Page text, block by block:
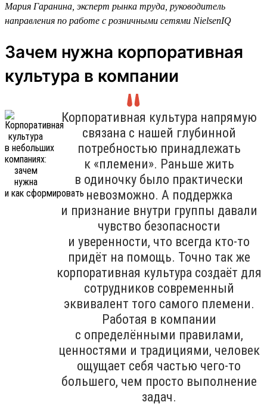
Мария Гаранина, эксперт рынка труда, руководитель
направления по работе с розничными сетями NielsenIQ
Зачем нужна корпоративная
культура в компании
Корпоративная культура напрямую
связана с нашей глубинной
потребностью принадлежать
к «племени». Раньше жить
в одиночку было практически
невозможно. А поддержка
и признание внутри группы давали
чувство безопасности
и уверенности, что всегда кто-то
придёт на помощь. Точно так же
корпоративная культура создаёт для
сотрудников современный
эквивалент того самого племени.
Работая в компании
с определёнными правилами,
ценностями и традициями, человек
ощущает себя частью чего-то
большего, чем просто выполнение
задач.